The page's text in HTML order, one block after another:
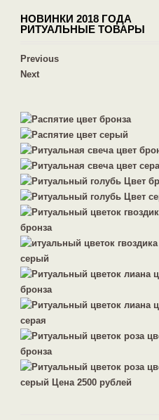
НОВИНКИ 2018 ГОДА
РИТУАЛЬНЫЕ ТОВАРЫ
Previous
Next